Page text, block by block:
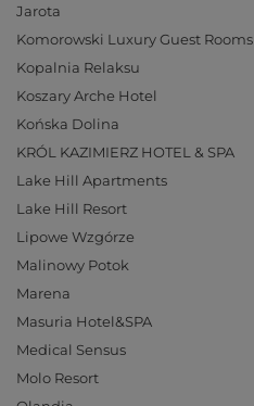
Jarota
Komorowski Luxury Guest Rooms
Kopalnia Relaksu
Koszary Arche Hotel
Końska Dolina
KRÓL KAZIMIERZ HOTEL & SPA
Lake Hill Apartments
Lake Hill Resort
Lipowe Wzgórze
Malinowy Potok
Marena
Masuria Hotel&SPA
Medical Sensus
Molo Resort